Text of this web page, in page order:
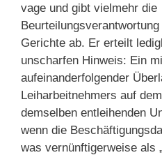
vage und gibt vielmehr die
Gerichte ab. Er erteilt
unscharfen Hinweis: Ein
aufeinanderfolgender
Leiharbeitnehmers auf
demselben entleihenden
wenn die
was vernünftigerweise als